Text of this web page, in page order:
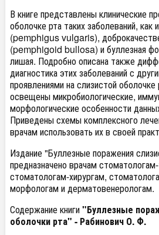
В книге представлены клинические
оболочке рта таких заболеваний, как
(pemphigus vulgaris),
(pemphigoid bullosa) и буллезная
лишая. Подробно описана также
диагностика этих заболеваний с
проявлениями на слизистой
освещены микробиологические,
морфологические особенности
Приведены схемы комплексного
врачам использовать их в своей
Издание "Буллезные поражения
предназначено врачам
стоматологам-хирургам,
морфологам и дерматовенерологам.
Содержание книги"Буллезные
оболочки рта" - Рабинович О. Ф.